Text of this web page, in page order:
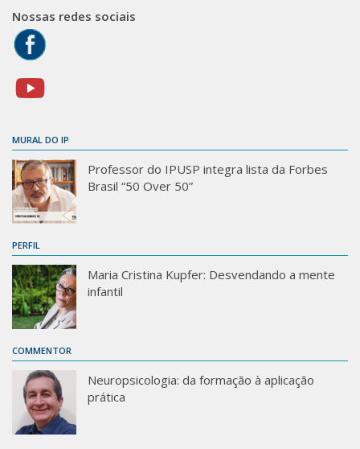
Nossas redes sociais
MURAL DO IP
Professor do IPUSP integra lista da Forbes
Brasil “50 Over 50”
PERFIL
Maria Cristina Kupfer: Desvendando a mente
infantil
COMMENTOR
Neuropsicologia: da formação à aplicação
prática